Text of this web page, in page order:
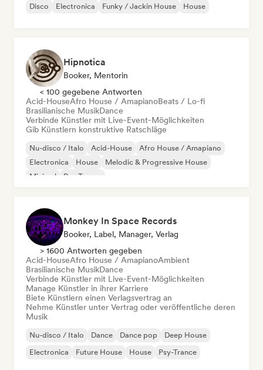
Disco
Electronica Funky / Jackin House House
Hipnotica
Booker, Mentorin
< 100 gegebene Antworten
Acid-HouseAfro House / AmapianoBeats / Lo-fi
Brasilianische MusikDance
Verbinde Künstler mit Live-Event-Möglichkeiten
Gib Künstlern konstruktive Ratschläge
Nu-disco / Italo Acid-House
Afro House / Amapiano
Electronica
House
Melodic & Progressive House
Minimal
Psy-Trance
Monkey In Space Records
Booker, Label, Manager, Verlag
> 1600 Antworten gegeben
Acid-HouseAfro House / AmapianoAmbient
Brasilianische MusikDance
Verbinde Künstler mit Live-Event-Möglichkeiten
Manage Künstler in ihrer Karriere
Biete Künstlern einen Verlagsvertrag an
Nehme Künstler unter Vertrag oder veröffentliche deren
Musik
Nu-disco / Italo Dance Dance pop
Deep House
Electronica
Future House House Psy-Trance